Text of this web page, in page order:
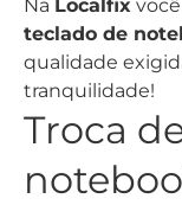
Na Localfix
teclado de
qualidade
tranquilidade!
Troca